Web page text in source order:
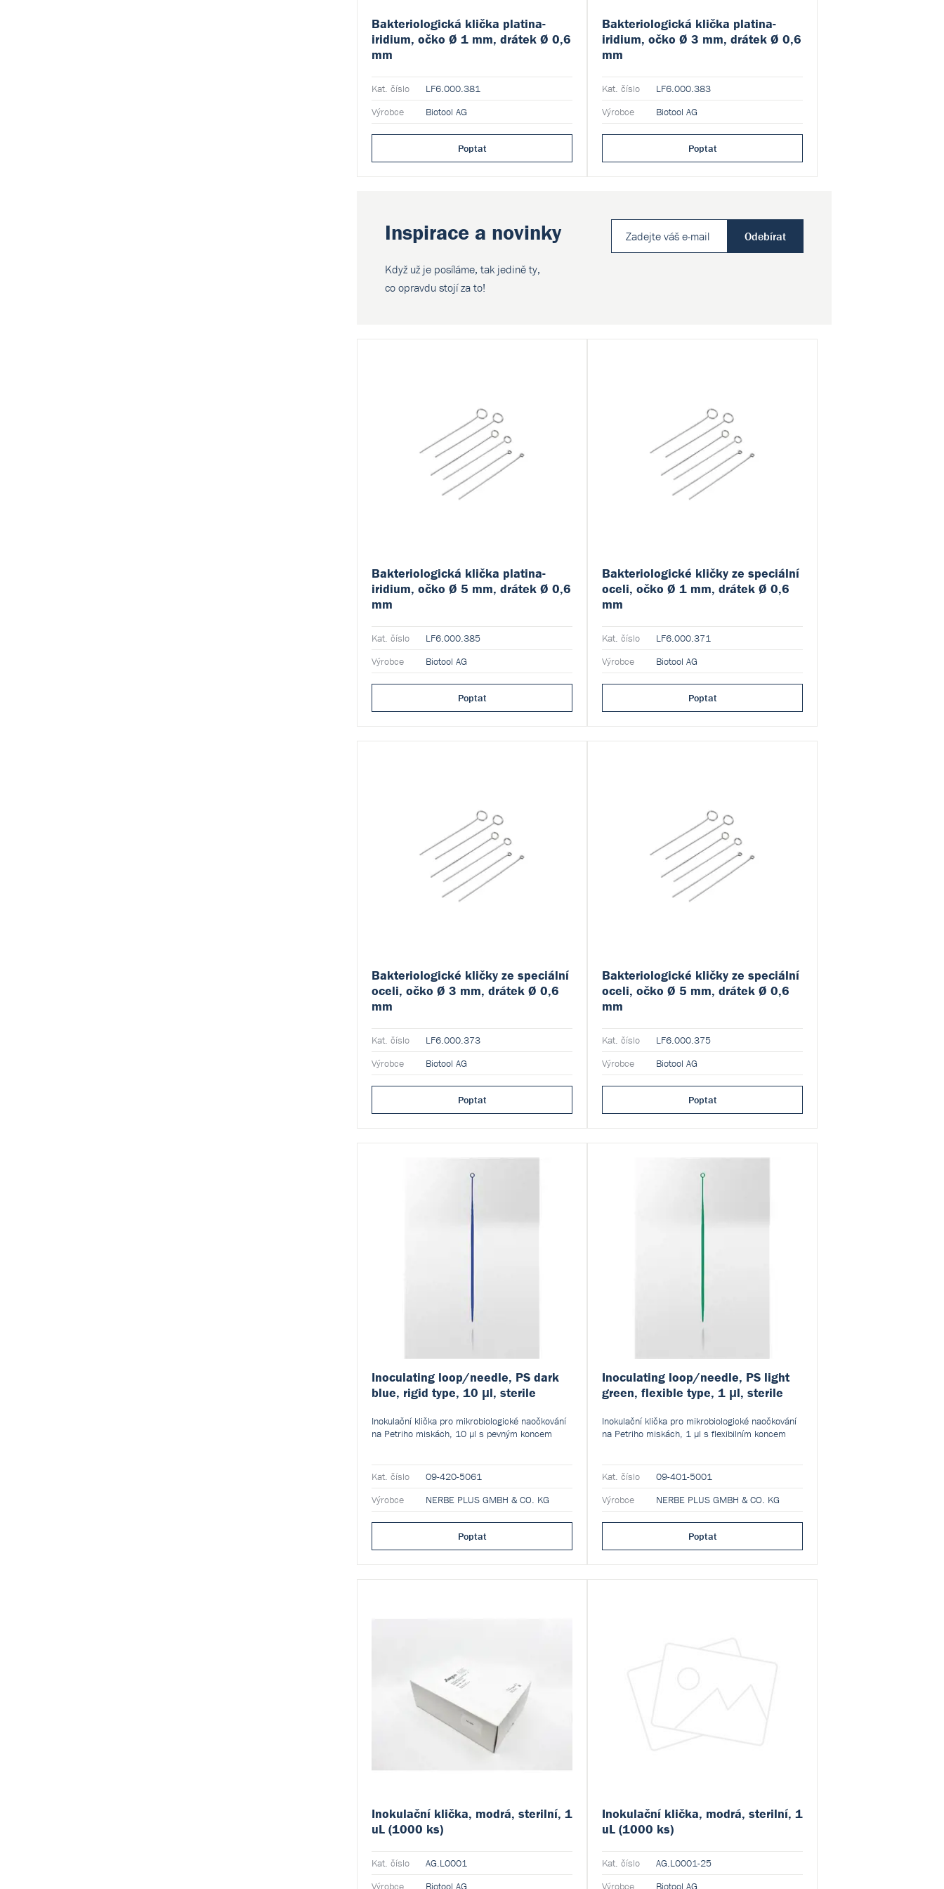
Inspirace a novinky
Když už je posíláme, tak jedině ty,
co opravdu stojí za to!
Odebírat
Bakteriologická klička platina-
iridium, očko Ø 1 mm, drátek Ø 0,6
mm
Kat. číslo
LF6.000.381
Výrobce
Biotool AG
Poptat
Bakteriologická klička platina-
iridium, očko Ø 3 mm, drátek Ø 0,6
mm
Kat. číslo
LF6.000.383
Výrobce
Biotool AG
Poptat
Bakteriologická klička platina-
iridium, očko Ø 5 mm, drátek Ø 0,6
mm
Kat. číslo
LF6.000.385
Výrobce
Biotool AG
Poptat
Bakteriologické kličky ze speciální
oceli, očko Ø 1 mm, drátek Ø 0,6
mm
Kat. číslo
LF6.000.371
Výrobce
Biotool AG
Poptat
Bakteriologické kličky ze speciální
oceli, očko Ø 3 mm, drátek Ø 0,6
mm
Kat. číslo
LF6.000.373
Výrobce
Biotool AG
Poptat
Bakteriologické kličky ze speciální
oceli, očko Ø 5 mm, drátek Ø 0,6
mm
Kat. číslo
LF6.000.375
Výrobce
Biotool AG
Poptat
Inoculating loop/needle, PS dark
blue, rigid type, 10 μl, sterile
Inokulační klička pro mikrobiologické naočkování
na Petriho miskách, 10 µl s pevným koncem
Kat. číslo
09-420-5061
Výrobce
NERBE PLUS GMBH & CO. KG
Poptat
Inoculating loop/needle, PS light
green, flexible type, 1 μl, sterile
Inokulační klička pro mikrobiologické naočkování
na Petriho miskách, 1 µl s flexibilním koncem
Kat. číslo
09-401-5001
Výrobce
NERBE PLUS GMBH & CO. KG
Poptat
Inokulační klička, modrá, sterilní, 1
uL (1000 ks)
Kat. číslo
AG.L0001
Výrobce
Biotool AG
Inokulační klička, modrá, sterilní, 1
uL (1000 ks)
Kat. číslo
AG.L0001-25
Výrobce
Biotool AG